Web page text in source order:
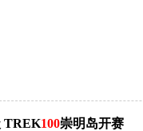
TREK100崇明岛开赛